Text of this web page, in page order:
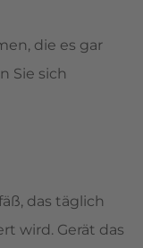
die es gar
Sie sich
das täglich
wird. Gerät das